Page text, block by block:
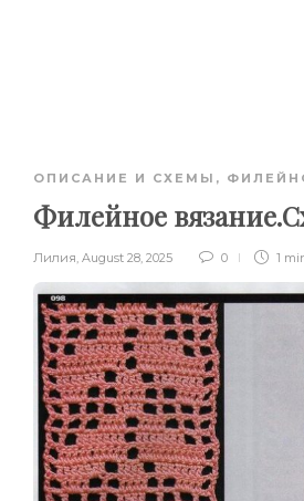
ОПИСАНИЕ И СХЕМЫ ,
Филейное
Лилия August 28, 2025 0 1